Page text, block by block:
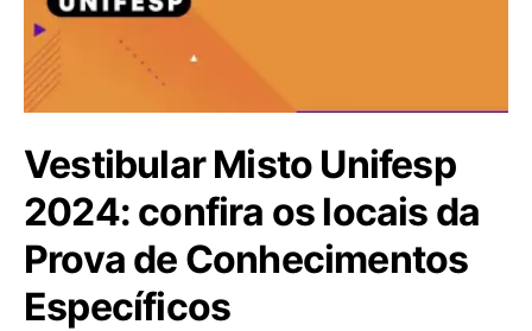
Vestibular Misto Unifesp
2024: confira os locais da
Prova de Conhecimentos
Específicos